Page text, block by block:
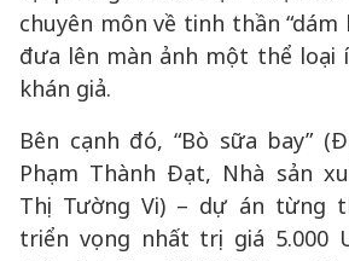
chuyên môn về tinh thần “dám
đưa lên màn ảnh một thể loại
khán giả.
Bên cạnh đó, “Bò sữa bay”
Phạm Thành Đạt, Nhà sản
Thị Tường Vi) – dự án từng
triển vọng nhất trị giá 5.000